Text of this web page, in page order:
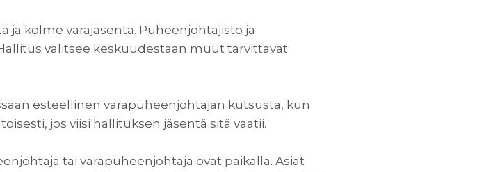
ja kolme varajäsentä. Puheenjohtajisto ja
valitsee keskuudestaan muut tarvittavat
esteellinen varapuheenjohtajan kutsusta, kun
jos viisi hallituksen jäsentä sitä vaatii.
tai varapuheenjohtaja ovat paikalla. Asiat